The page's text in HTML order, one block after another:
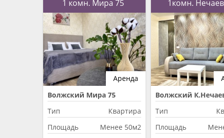
1 комн. Мира 75
Аренда
Волжский Мира 75
Тип
Квартира
Площадь
Менее 50м2
1комн.
Волжский
Тип
Площадь